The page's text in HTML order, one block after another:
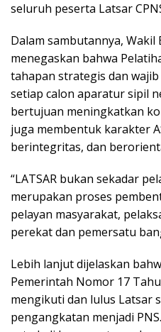
seluruh peserta Latsar
Dalam sambutannya, Wakil
menegaskan bahwa
tahapan strategis dan
setiap calon aparatur sipil
bertujuan meningkatkan
juga membentuk karakter
berintegritas, dan
“LATSAR bukan sekadar
merupakan proses
pelayan masyarakat,
perekat dan pemersatu
Lebih lanjut dijelaskan
Pemerintah Nomor 17
mengikuti dan lulus Latsar
pengangkatan menjadi